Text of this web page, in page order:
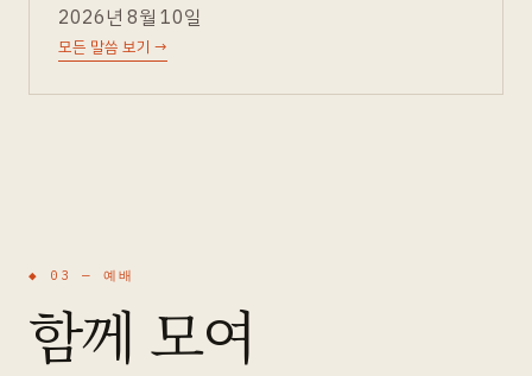
2026년 8월 10일
모든 말씀 보기 →
◆ 03 — 예배
함께 모여